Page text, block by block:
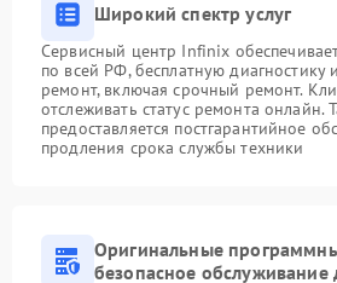
Широкий спектр услуг
Сервисный центр Infinix
по всей РФ, бесплатную диагностику
ремонт, включая срочный ремонт.
отслеживать статус ремонта онлайн.
предоставляется постгарантийное
продления срока службы техники
Оригинальные
безопасное обслуживание